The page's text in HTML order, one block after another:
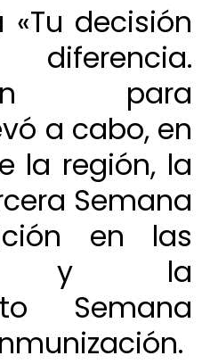
decisión
para
a cabo, en
la región, la
Semana
en las
y la
Semana